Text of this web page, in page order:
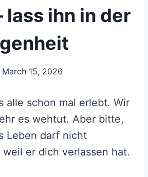
lass ihn in der
March 15, 2026
alle schon mal erlebt. Wir
es wehtut. Aber bitte,
Leben darf nicht
er dich verlassen hat.